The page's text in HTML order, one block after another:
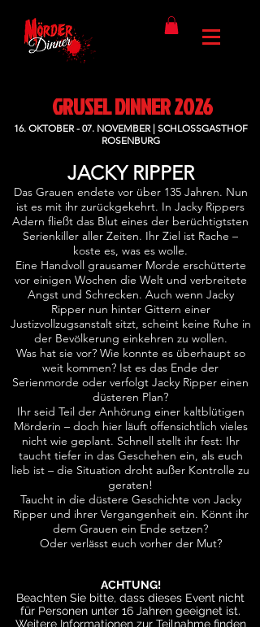
GRUSEL DINNER 2026
16. OKTOBER - 07. NOVEMBER | SCHLOSSGASTHOF
ROSENBURG
JACKY RIPPER
Das Grauen endete vor über 135 Jahren. Nun
ist es mit ihr zurückgekehrt. In Jacky Rippers
Adern fließt das Blut eines der berüchtigtsten
Serienkiller aller Zeiten. Ihr Ziel ist Rache –
koste es, was es wolle.
Eine Handvoll grausamer Morde erschütterte
vor einigen Wochen die Welt und verbreitete
Angst und Schrecken. Auch wenn Jacky
Ripper nun hinter Gittern einer
Justizvollzugsanstalt sitzt, scheint keine Ruhe in
der Bevölkerung einkehren zu wollen.
Was hat sie vor? Wie konnte es überhaupt so
weit kommen? Ist es das Ende der
Serienmorde oder verfolgt Jacky Ripper einen
düsteren Plan?
Ihr seid Teil der Anhörung einer kaltblütigen
Mörderin – doch hier läuft offensichtlich vieles
nicht wie geplant. Schnell stellt ihr fest: Ihr
taucht tiefer in das Geschehen ein, als euch
lieb ist – die Situation droht außer Kontrolle zu
geraten!
Taucht in die düstere Geschichte von Jacky
Ripper und ihrer Vergangenheit ein. Könnt ihr
dem Grauen ein Ende setzen?
Oder verlässt euch vorher der Mut?
ACHTUNG!
Beachten Sie bitte, dass dieses Event nicht
für Personen unter 16 Jahren geeignet ist.
Weitere Informationen zur Teilnahme finden